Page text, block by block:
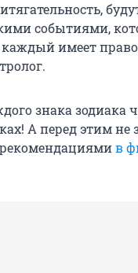
событиями,
имеет право
знака зодиака
А перед этим не
в